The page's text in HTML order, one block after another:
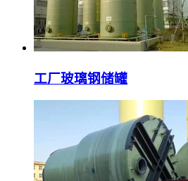
工厂玻璃钢储罐